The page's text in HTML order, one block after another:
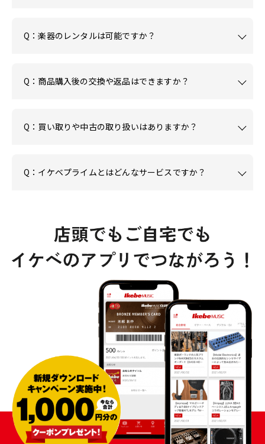
Q：楽器のレンタルは可能ですか？
Q：商品購入後の交換や返品はできますか？
Q：買い取りや中古の取り扱いはありますか？
Q：イケベプライムとはどんなサービスですか？